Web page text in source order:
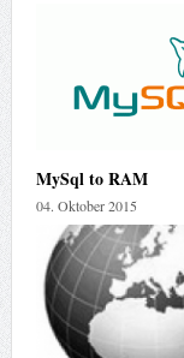
MySql to RAM
04. Oktober 2015